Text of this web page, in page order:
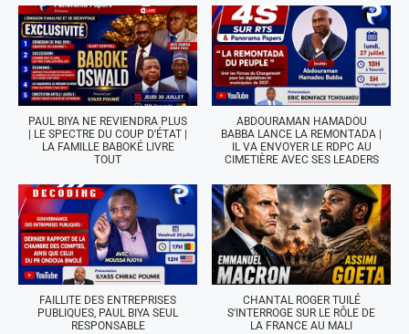
PAUL BIYA NE REVIENDRA PLUS
| LE SPECTRE DU COUP D'ÉTAT |
LA FAMILLE BABOKÉ LIVRE
TOUT
ABDOURAMAN HAMADOU
BABBA LANCE LA REMONTADA |
IL VA ENVOYER LE RDPC AU
CIMETIÈRE AVEC SES LEADERS
FAILLITE DES ENTREPRISES
PUBLIQUES, PAUL BIYA SEUL
RESPONSABLE
CHANTAL ROGER TUILÉ
S'INTERROGE SUR LE RÔLE DE
LA FRANCE AU MALI